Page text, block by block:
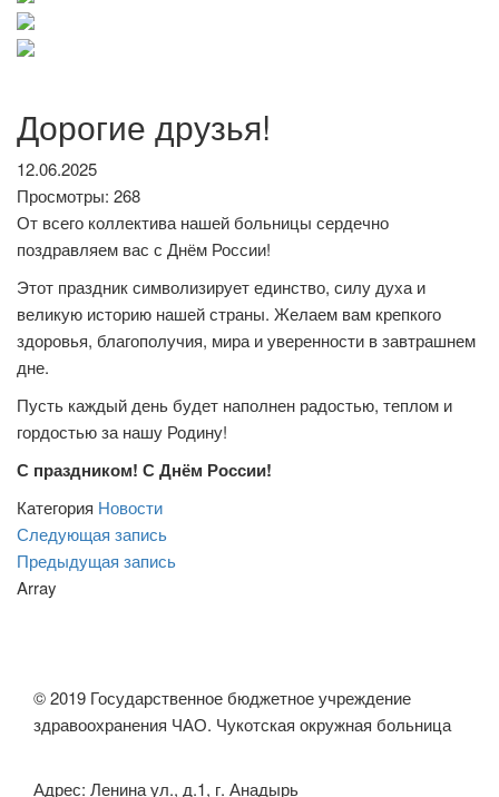
Дорогие друзья!
12.06.2025
Просмотры: 268
От всего коллектива нашей больницы сердечно
поздравляем вас с Днём России!
Этот праздник символизирует единство, силу духа и
великую историю нашей страны. Желаем вам крепкого
здоровья, благополучия, мира и уверенности в завтрашнем
дне.
Пусть каждый день будет наполнен радостью, теплом и
гордостью за нашу Родину!
С праздником! С Днём России!
Категория Новости
Навигация
по
записям
Следующая записьСледующая
запись
Предыдущая записьПредыдущая
Array
© 2019 Государственное бюджетное учреждение
здравоохранения ЧАО. Чукотская окружная больница
Адрес: Ленина ул., д.1, г. Анадырь